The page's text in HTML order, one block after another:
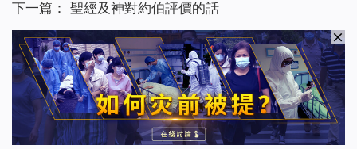
下一篇： 聖經及神對約伯評價的話